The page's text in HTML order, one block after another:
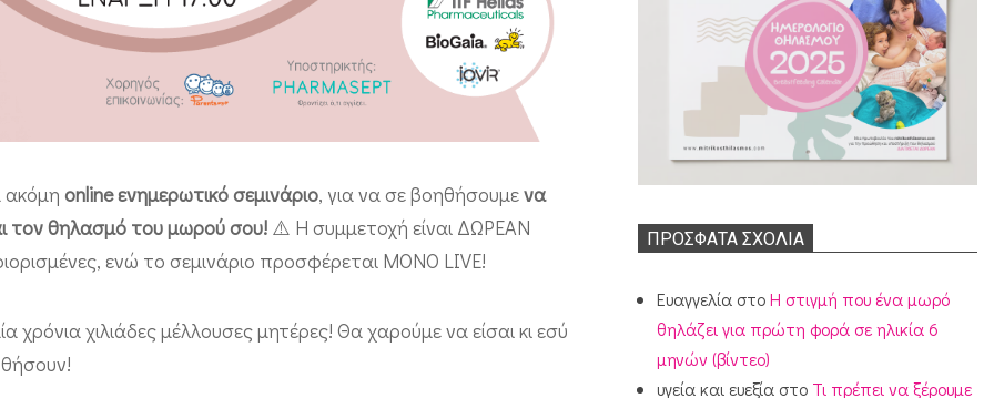
ακόμη online ενημερωτικό σεμινάριο, για να σε βοηθήσουμενα
τον θηλασμό του μωρού σου! ⚠️ Η συμμετοχή είναι ΔΩΡΕΑΝ
ενώ το σεμινάριο προσφέρεται ΜΟΝΟ LIVE!
χρόνια χιλιάδες μέλλουσες μητέρες! Θα χαρούμε να είσαι κι εσύ
ΠΡΌΣΦΑΤΑ ΣΧΌΛΙΑ
Ευαγγελία στοΗ στιγμή που ένα μωρό
θηλάζει για πρώτη φορά σε ηλικία 6
μηνών (βίντεο)
υγεία και ευεξία στο Τι πρέπει να ξέρουμε